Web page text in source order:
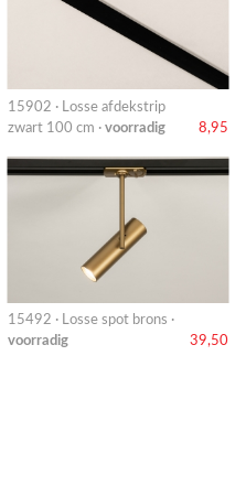
15902 · Losse afdekstrip
zwart 100 cm · voorradig 8,95
15492 · Losse spot brons ·
voorradig
39,50